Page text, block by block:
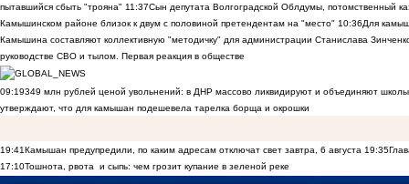
пытавшийся сбыть "трояна" 11:37Сын депутата Волгоградской Облдумы, потомственный
Камышинском районе близок к двум с половиной претендентам на "место" 10:36Для
Камышина составляют коллективную "методичку" для администрации Станислава
руководстве СВО и тылом. Первая реакция в обществе
09:19349 млн рублей ценой увольнений: в ДНР массово ликвидируют и объединяют
утверждают, что для камышан подешевела тарелка борща и окрошки
19:41Камышан предупредили, по каким адресам отключат свет завтра, 6 августа 19:35
17:10Тошнота, рвота и сыпь: чем грозит купание в зеленой реке